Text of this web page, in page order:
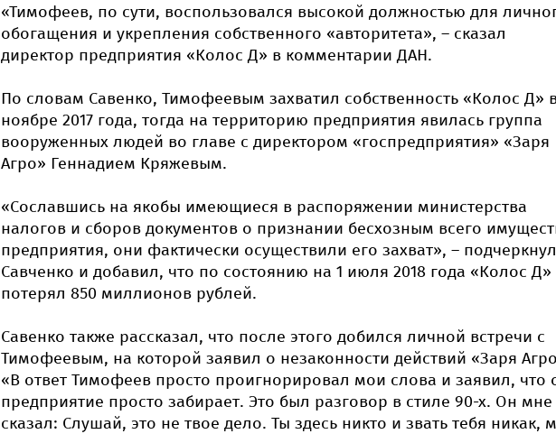
«Тимофеев, по сути, воспользовался высокой должностью для
обогащения и укрепления собственного «авторитета», – сказал
директор предприятия «Колос Д» в комментарии ДАН.
По словам Савенко, Тимофеевым захватил собственность «Колос Д»
ноябре 2017 года, тогда на территорию предприятия явилась группа
вооруженных людей во главе с директором «госпредприятия» «Заря
Агро» Геннадием Кряжевым.
«Сославшись на якобы имеющиеся в распоряжении министерства
налогов и сборов документов о признании бесхозным всего
предприятия, они фактически осуществили его захват», – подчеркнул
Савченко и добавил, что по состоянию на 1 июля 2018 года «Колос Д»
потерял 850 миллионов рублей.
Савенко также рассказал, что после этого добился личной встречи с
Тимофеевым, на которой заявил о незаконности действий «Заря
«В ответ Тимофеев просто проигнорировал мои слова и заявил, что
предприятие просто забирает. Это был разговор в стиле 90-х. Он мне
сказал: Слушай, это не твое дело. Ты здесь никто и звать тебя никак,